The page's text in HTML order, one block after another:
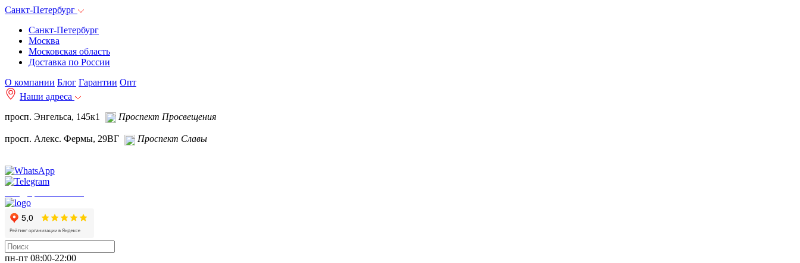
Санкт-Петербург
Санкт-Петербург
Москва
Московская область
Доставка по России
О компании Блог Гарантии Опт
Наши адреса
просп. Энгельса, 145к1
Проспект Просвещения
просп. Алекс. Фермы, 29ВГ Проспект Славы
пн-пт 08:00-22:00